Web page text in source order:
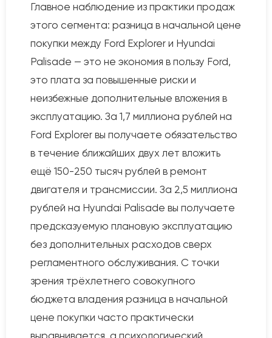
Главное наблюдение из практики продаж
этого сегмента: разница в начальной цене
покупки между Ford Explorer и Hyundai
Palisade — это не экономия в пользу Ford,
это плата за повышенные риски и
неизбежные дополнительные вложения в
эксплуатацию. За 1,7 миллиона рублей на
Ford Explorer вы получаете обязательство
в течение ближайших двух лет вложить
ещё 150-250 тысяч рублей в ремонт
двигателя и трансмиссии. За 2,5 миллиона
рублей на Hyundai Palisade вы получаете
предсказуемую плановую эксплуатацию
без дополнительных расходов сверх
регламентного обслуживания. С точки
зрения трёхлетнего совокупного
бюджета владения разница в начальной
цене покупки часто практически